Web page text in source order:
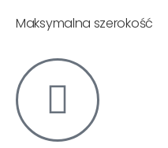
Maksymalna szerokość